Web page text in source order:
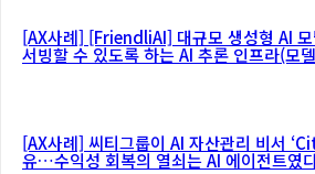
[AX사례] [FriendliAI] 대규모 생성형 AI
서빙할 수 있도록 하는 AI 추론 인프라(모
[AX사례] 씨티그룹이 AI 자산관리 비서
유…수익성 회복의 열쇠는 AI 에이전트였